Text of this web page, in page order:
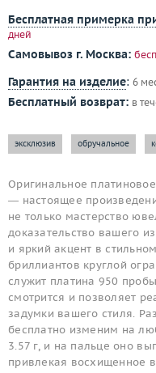
Бесплатная примерка
дней
Самовывоз г. Москва:
Гарантия на изделие: 6
Бесплатный возврат: в
эксклюзив обручальное
Оригинальное
— настоящее
не только мастерство
доказательство вашего
и яркий акцент в
бриллиантов круглой
служит платина 950
смотрится и позволяет
задумки вашего стиля.
бесплатно изменим на
3.57 г, и на пальце оно
привлекая восхищенное